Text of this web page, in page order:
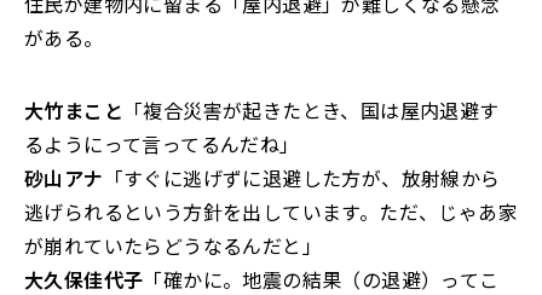
がある。
大竹まこと 「複合災害が起きたとき、国は屋内退避す
るようにって言ってるんだね」
砂山アナ 「すぐに逃げずに退避した方が、放射線から
逃げられるという方針を出しています。ただ、じゃあ家
が崩れていたらどうなるんだと」
大久保佳代子 「確かに。地震の結果（の退避）ってこ